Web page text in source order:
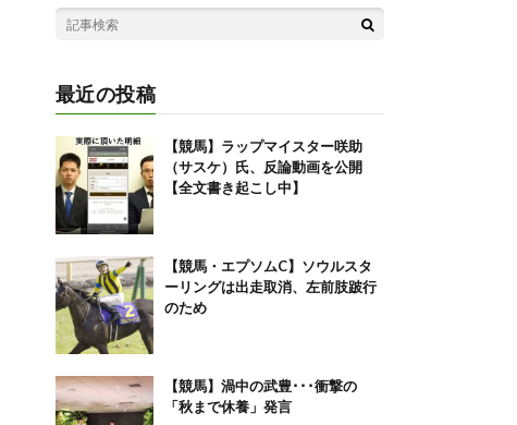
最近の投稿
【競馬】ラップマイスター咲助
（サスケ）氏、反論動画を公開
【全文書き起こし中】
【競馬・エプソムC】ソウルスタ
ーリングは出走取消、左前肢跛行
のため
【競馬】渦中の武豊･･･衝撃の
「秋まで休養」発言